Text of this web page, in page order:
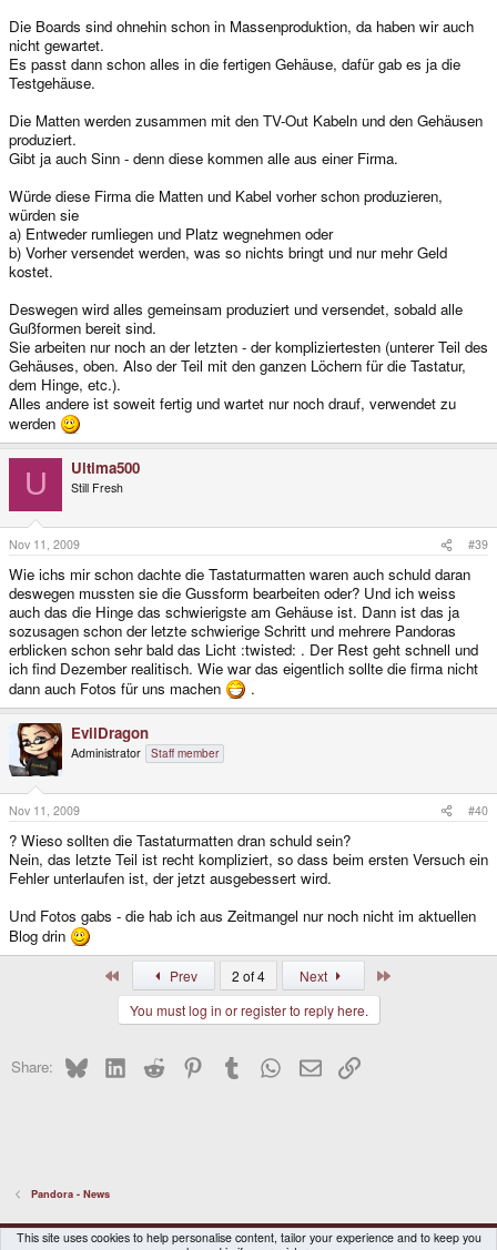
Die Boards sind ohnehin schon in Massenproduktion, da haben wir auch
nicht gewartet.
Es passt dann schon alles in die fertigen Gehäuse, dafür gab es ja die
Testgehäuse.
Die Matten werden zusammen mit den TV-Out Kabeln und den Gehäusen
produziert.
Gibt ja auch Sinn - denn diese kommen alle aus einer Firma.
Würde diese Firma die Matten und Kabel vorher schon produzieren,
würden sie
a) Entweder rumliegen und Platz wegnehmen oder
b) Vorher versendet werden, was so nichts bringt und nur mehr Geld
kostet.
Deswegen wird alles gemeinsam produziert und versendet, sobald alle
Gußformen bereit sind.
Sie arbeiten nur noch an der letzten - der kompliziertesten (unterer Teil des
Gehäuses, oben. Also der Teil mit den ganzen Löchern für die Tastatur,
dem Hinge, etc.).
Alles andere ist soweit fertig und wartet nur noch drauf, verwendet zu
werden
U Ultima500
Still Fresh
Nov 11, 2009 #39
Wie ichs mir schon dachte die Tastaturmatten waren auch schuld daran
deswegen mussten sie die Gussform bearbeiten oder? Und ich weiss
auch das die Hinge das schwierigste am Gehäuse ist. Dann ist das ja
sozusagen schon der letzte schwierige Schritt und mehrere Pandoras
erblicken schon sehr bald das Licht :twisted: . Der Rest geht schnell und
ich find Dezember realitisch. Wie war das eigentlich sollte die firma nicht
dann auch Fotos für uns machen
.
EvilDragon
Administrator Staff member
Nov 11, 2009 #40
? Wieso sollten die Tastaturmatten dran schuld sein?
Nein, das letzte Teil ist recht kompliziert, so dass beim ersten Versuch ein
Fehler unterlaufen ist, der jetzt ausgebessert wird.
Und Fotos gabs - die hab ich aus Zeitmangel nur noch nicht im aktuellen
Blog drin
Prev 2 of 4 Next
You must log in or register to reply here.
Share: BlueskyLinkedInReddit PinterestTumblr WhatsApp
EmailLink
Pandora - News
DragonBox Pyra English (US)
This site uses cookies to help personalise content, tailor your experience and to keep you